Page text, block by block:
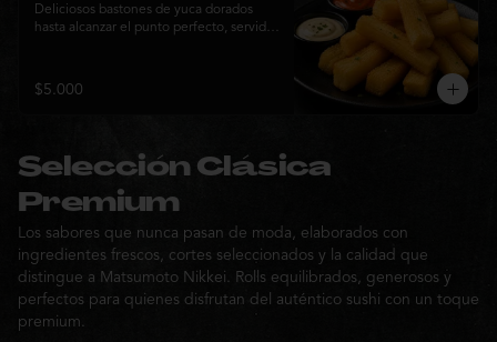
Deliciosos bastones de yuca dorados
hasta alcanzar el punto perfecto, servidos
compartir o complementar cualquier
experiencia Matsumoto Nikkei.
$5.000
Selección Clásica
Premium
Los sabores que nunca pasan de moda, elaborados con
ingredientes frescos, cortes seleccionados y la calidad que
distingue a Matsumoto Nikkei. Rolls equilibrados, generosos y
perfectos para quienes disfrutan del auténtico sushi con un toque
premium.